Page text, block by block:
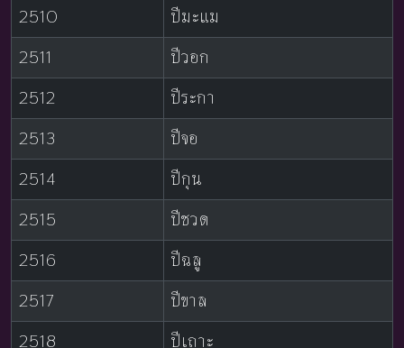
2510
ปีมะแม
2511
ปีวอก
2512
ปีระกา
2513
ปีจอ
2514
ปีกุน
2515
ปีชวด
2516
ปีฉลู
2517
ปีขาล
2518
ปีเถาะ